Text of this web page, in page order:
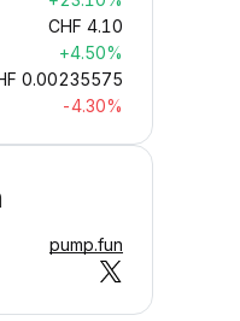
CHF 4.10
+4.50%
0.00235575
-4.30%
pump.fun